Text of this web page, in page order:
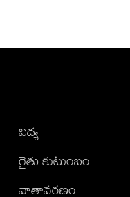
విద్య
రైతు కుటుంబం
వాతావరణం